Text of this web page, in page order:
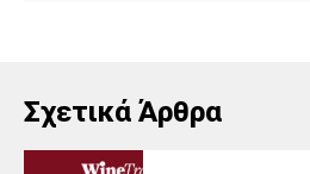
Σχετικά Άρθρα